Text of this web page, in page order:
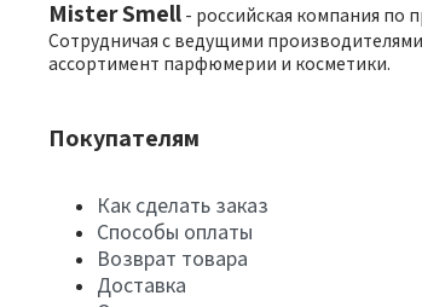
Mister Smell - российская компания по
Сотрудничая с ведущими
ассортимент парфюмерии и косметики.
Покупателям
Как сделать заказ
Способы оплаты
Возврат товара
Доставка